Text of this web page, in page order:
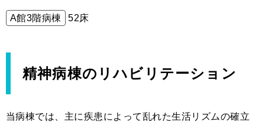
A館3階病棟 52床
精神病棟のリハビリテーション
当病棟では、主に疾患によって乱れた生活リズムの確立